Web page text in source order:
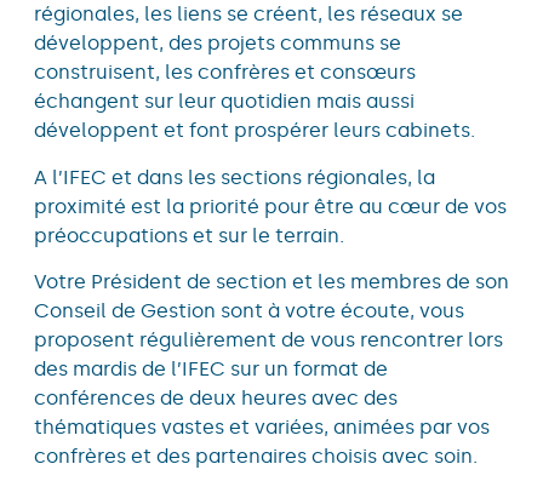
régionales, les liens se créent, les réseaux se
développent, des projets communs se
construisent, les confrères et consœurs
échangent sur leur quotidien mais aussi
développent et font prospérer leurs cabinets.
A l’IFEC et dans les sections régionales, la
proximité est la priorité pour être au cœur de vos
préoccupations et sur le terrain.
Votre Président de section et les membres de son
Conseil de Gestion sont à votre écoute, vous
proposent régulièrement de vous rencontrer lors
des mardis de l’IFEC sur un format de
conférences de deux heures avec des
thématiques vastes et variées, animées par vos
confrères et des partenaires choisis avec soin.